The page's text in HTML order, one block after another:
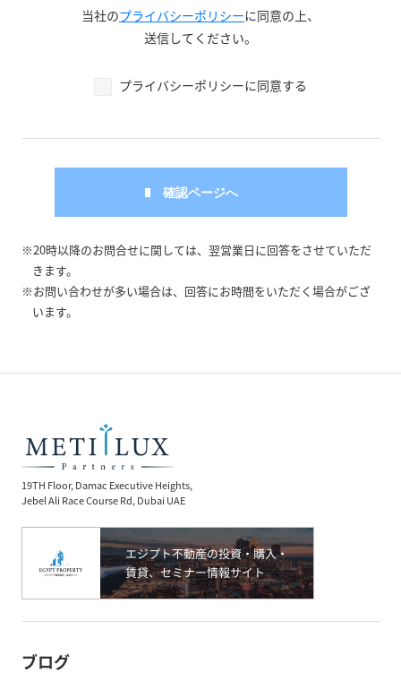
当社のプライバシーポリシーに同意の上、
送信してください。
プライバシーポリシーに同意する
※20時以降のお問合せに関しては、翌営業日に回答をさせていただ
きます。
※お問い合わせが多い場合は、回答にお時間をいただく場合がござ
います。
19TH Floor, Damac Executive Heights,
Jebel Ali Race Course Rd, Dubai UAE
ブログ